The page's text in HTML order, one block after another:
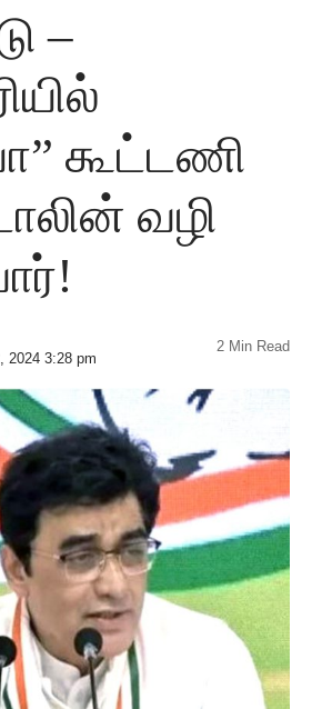
–
கூட்டணி
வழி
2024 3:28 pm
2 Min Read